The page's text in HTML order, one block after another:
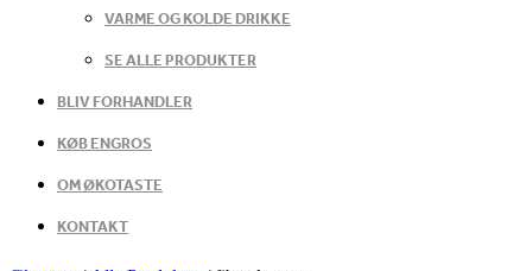
VARME OG KOLDE DRIKKE
SE ALLE PRODUKTER
BLIV FORHANDLER
KØB ENGROS
OM ØKOTASTE
KONTAKT